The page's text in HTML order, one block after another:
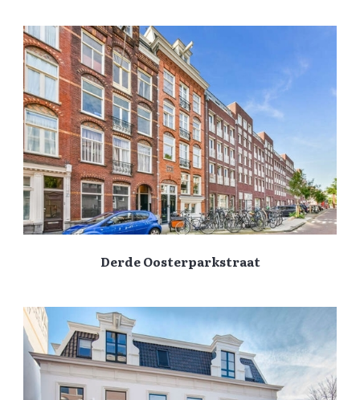
Derde Oosterparkstraat